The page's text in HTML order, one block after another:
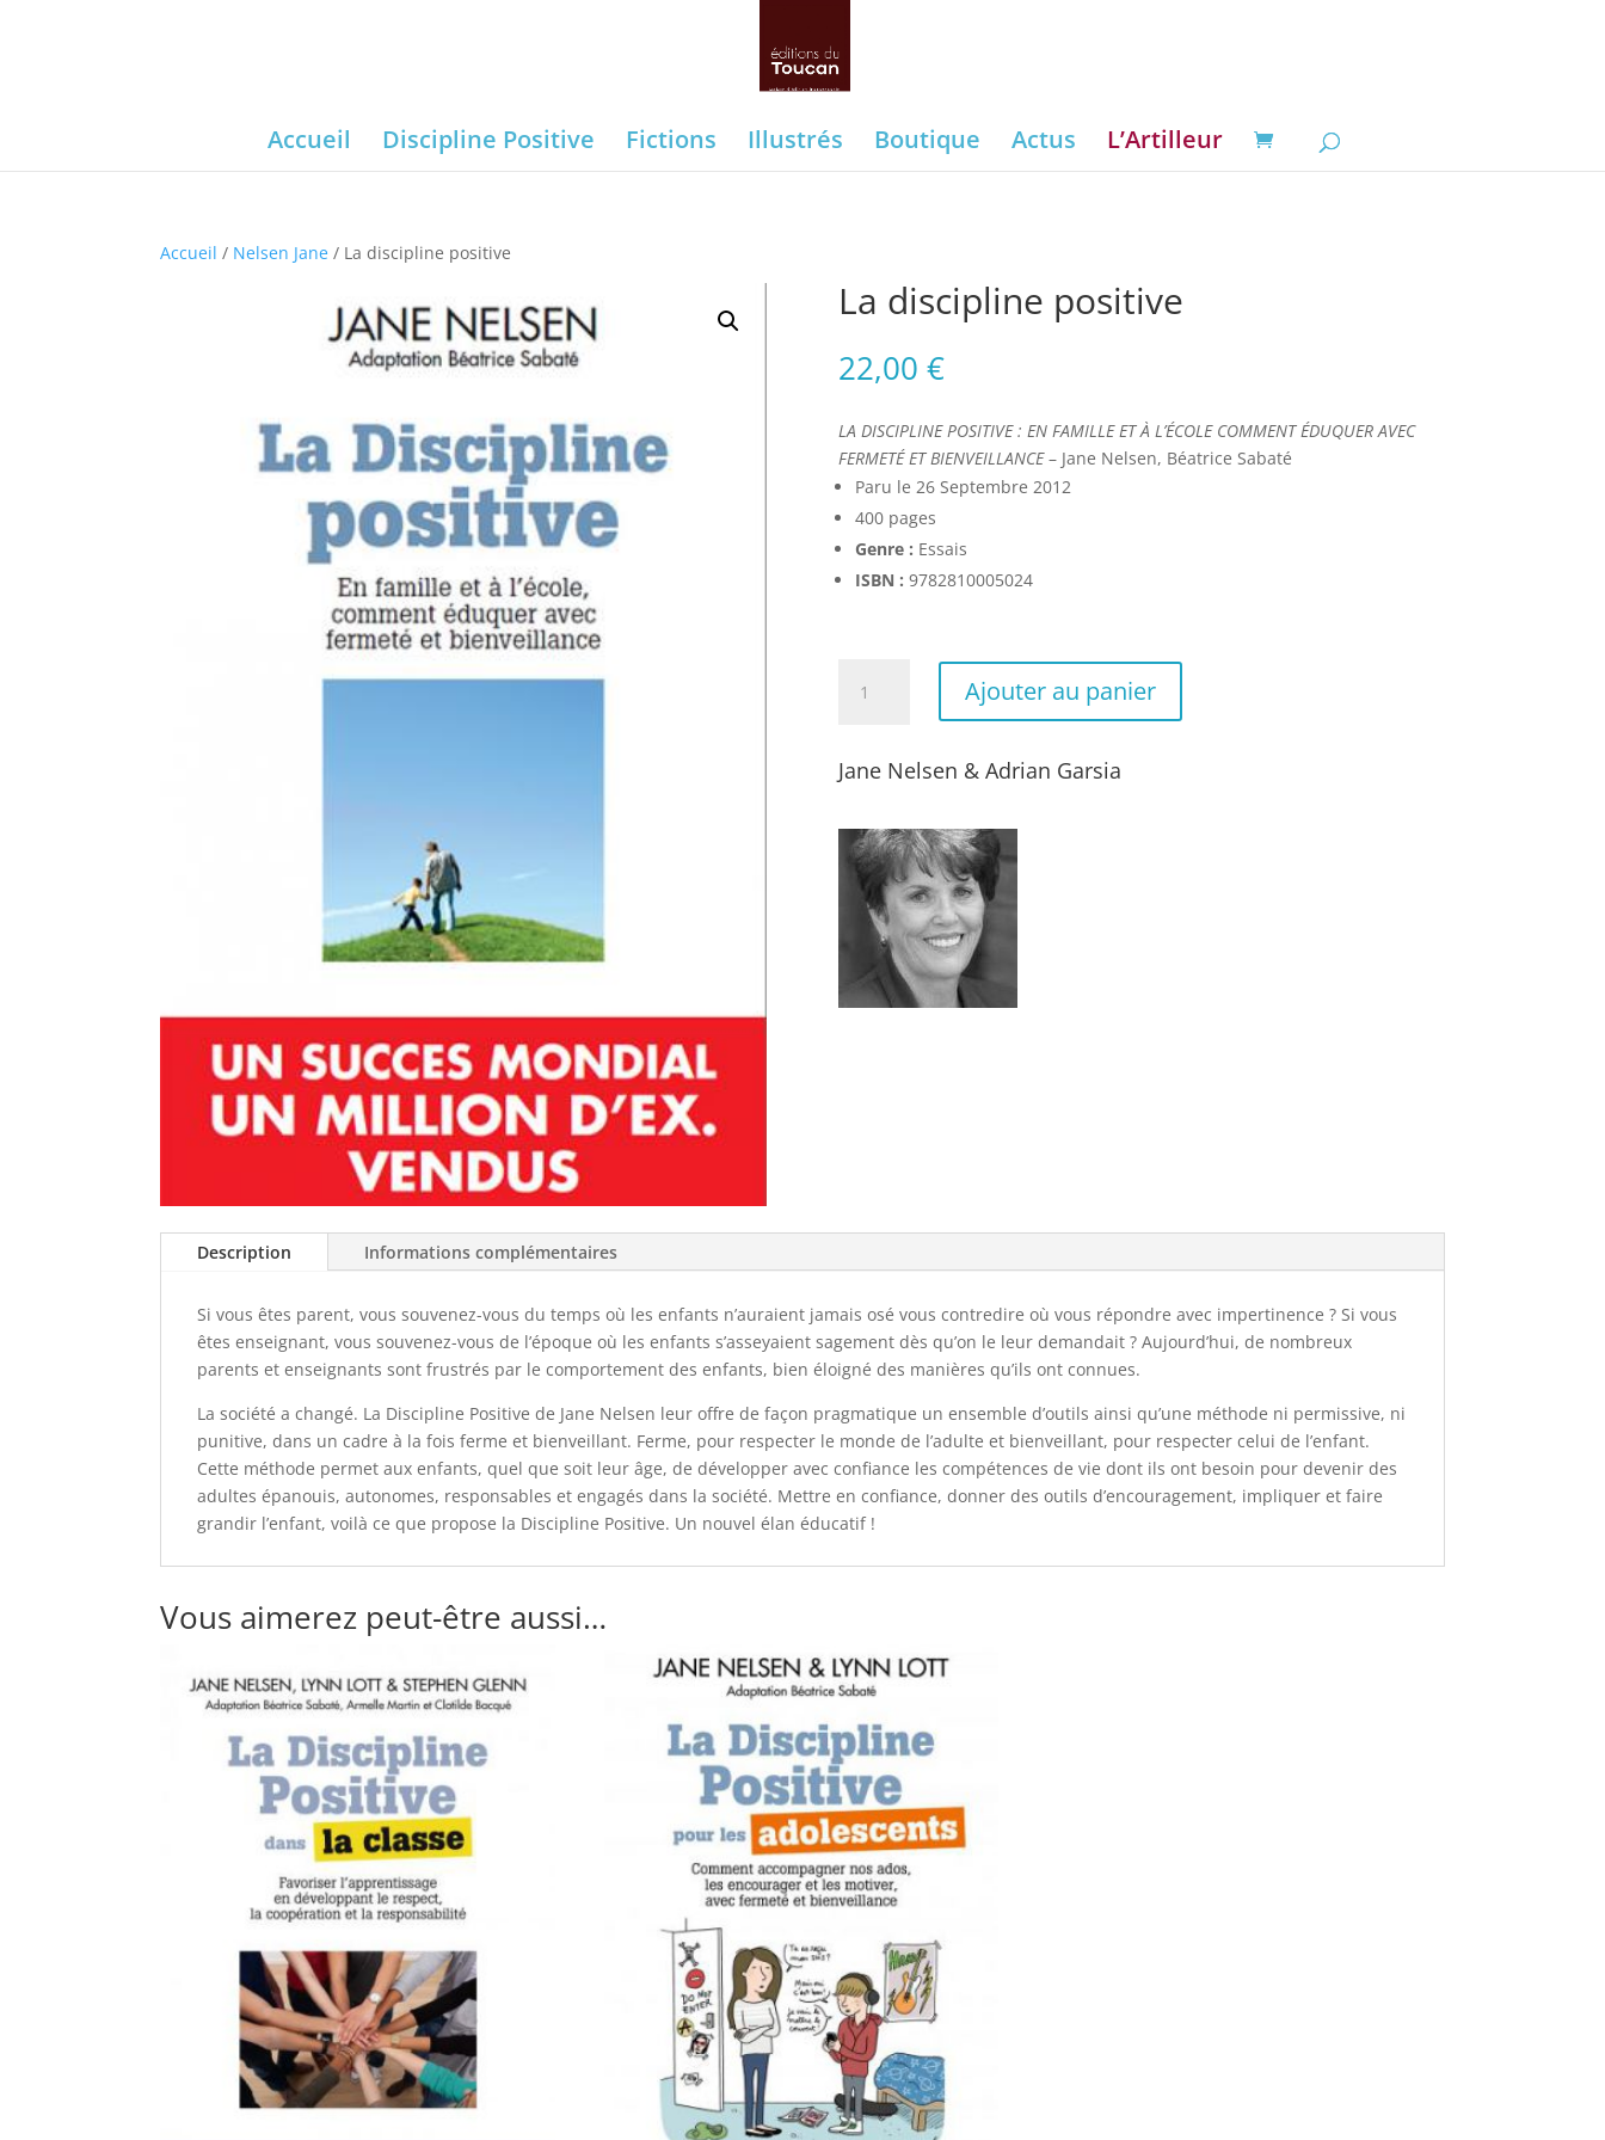
Accueil Discipline Positive Fictions Illustrés Boutique Actus L’Artilleur
Accueil / Nelsen Jane / La discipline positive
La discipline positive
22,00 €
LA DISCIPLINE POSITIVE : EN FAMILLE ET À L’ÉCOLE COMMENT ÉDUQUER AVEC
FERMETÉ ET BIENVEILLANCE– Jane Nelsen, Béatrice Sabaté
Paru le 26 Septembre 2012
400 pages
Genre : Essais
ISBN : 9782810005024
positive
Ajouter au panier
Jane Nelsen & Adrian Garsia
Description Informations complémentaires
Si vous êtes parent, vous souvenez-vous du temps où les enfants n’auraient jamais osé vous contredire où vous répondre avec impertinence ? Si vous
êtes enseignant, vous souvenez-vous de l’époque où les enfants s’asseyaient sagement dès qu’on le leur demandait ? Aujourd’hui, de nombreux
parents et enseignants sont frustrés par le comportement des enfants, bien éloigné des manières qu’ils ont connues.
La société a changé. La Discipline Positive de Jane Nelsen leur offre de façon pragmatique un ensemble d’outils ainsi qu’une méthode ni permissive, ni
punitive, dans un cadre à la fois ferme et bienveillant. Ferme, pour respecter le monde de l’adulte et bienveillant, pour respecter celui de l’enfant.
Cette méthode permet aux enfants, quel que soit leur âge, de développer avec confiance les compétences de vie dont ils ont besoin pour devenir des
adultes épanouis, autonomes, responsables et engagés dans la société. Mettre en confiance, donner des outils d’encouragement, impliquer et faire
grandir l’enfant, voilà ce que propose la Discipline Positive. Un nouvel élan éducatif !
Vous aimerez peut-être aussi…